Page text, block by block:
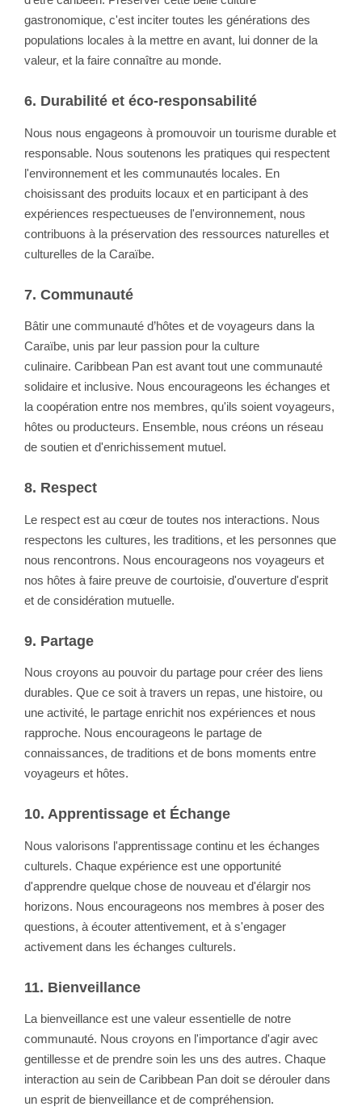
gastronomique, c'est inciter toutes les générations des
populations locales à la mettre en avant, lui donner de la
valeur, et la faire connaître au monde.
6. Durabilité et éco-responsabilité
Nous nous engageons à promouvoir un tourisme durable et
responsable. Nous soutenons les pratiques qui respectent
l'environnement et les communautés locales. En
choisissant des produits locaux et en participant à des
expériences respectueuses de l'environnement, nous
contribuons à la préservation des ressources naturelles et
culturelles de la Caraïbe.
7. Communauté
Bâtir une communauté d’hôtes et de voyageurs dans la
Caraïbe, unis par leur passion pour la culture
culinaire. Caribbean Pan est avant tout une communauté
solidaire et inclusive. Nous encourageons les échanges et
la coopération entre nos membres, qu'ils soient voyageurs,
hôtes ou producteurs. Ensemble, nous créons un réseau
de soutien et d'enrichissement mutuel.
8. Respect
Le respect est au cœur de toutes nos interactions. Nous
respectons les cultures, les traditions, et les personnes que
nous rencontrons. Nous encourageons nos voyageurs et
nos hôtes à faire preuve de courtoisie, d'ouverture d'esprit
et de considération mutuelle.
9. Partage
Nous croyons au pouvoir du partage pour créer des liens
durables. Que ce soit à travers un repas, une histoire, ou
une activité, le partage enrichit nos expériences et nous
rapproche. Nous encourageons le partage de
connaissances, de traditions et de bons moments entre
voyageurs et hôtes.
10. Apprentissage et Échange
Nous valorisons l'apprentissage continu et les échanges
culturels. Chaque expérience est une opportunité
d'apprendre quelque chose de nouveau et d'élargir nos
horizons. Nous encourageons nos membres à poser des
questions, à écouter attentivement, et à s'engager
activement dans les échanges culturels.
11. Bienveillance
La bienveillance est une valeur essentielle de notre
communauté. Nous croyons en l'importance d'agir avec
gentillesse et de prendre soin les uns des autres. Chaque
interaction au sein de Caribbean Pan doit se dérouler dans
un esprit de bienveillance et de compréhension.